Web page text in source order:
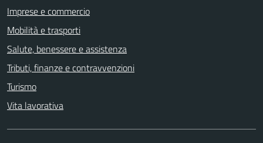
Imprese e commercio
Mobilità e trasporti
Salute, benessere e assistenza
Tributi, finanze e contravvenzioni
Turismo
Vita lavorativa